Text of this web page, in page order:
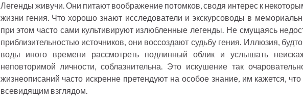
Легенды живучи. Они питают воображение потомков, сводя интерес к
жизни гения. Что хорошо знают исследователи и экскурсоводы в
при этом часто сами культивируют излюбленные легенды. Не смущаясь
приблизительностью источников, они воссоздают судьбу гения. Иллюзия,
воды иного времени рассмотреть подлинный облик и услышать
неповторимой личности, соблазнительна. Это искушение так
жизнеописаний часто искренне претендуют на особое знание, им кажется,
всевидящим взглядом.